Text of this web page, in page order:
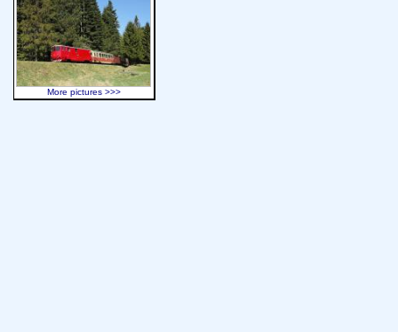
More pictures >>>